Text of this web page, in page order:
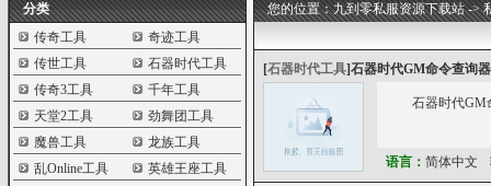
分类
传奇工具
奇迹工具
传世工具
石器时代工具
传奇3工具
千年工具
天堂2工具
劲舞团工具
魔兽工具
龙族工具
乱Online工具
英雄王座工具
您的位置：九到零私服资源下载站->
[石器时代工具]石器时代GM命令查询器
石器时代GM
语言： 简体中文